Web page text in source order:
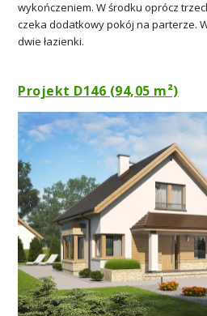
wykończeniem. W środku oprócz
czeka dodatkowy pokój na parterze.
dwie łazienki.
Projekt D146 (94,05 m²)